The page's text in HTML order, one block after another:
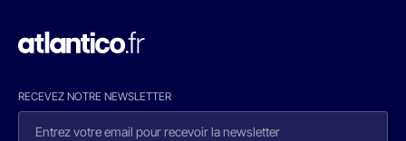
RECEVEZ NOTRE NEWSLETTER